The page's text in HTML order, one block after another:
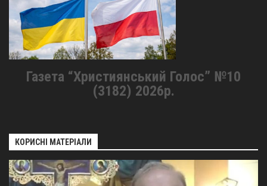
Газета “Християнський Голос” №10
(3182) 2026р.
КОРИСНІ МАТЕРІАЛИ